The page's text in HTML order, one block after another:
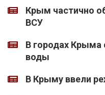
Крым частично
ВСУ
В городах Крыма
воды
В Крыму ввели